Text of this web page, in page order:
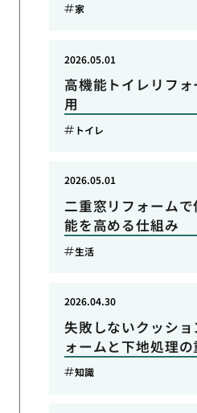
家
高機能トイレリフ
用
2026.05.01
トイレ
二重窓リフォーム
能を高める仕組み
2026.05.01
生活
失敗しないクッシ
ォームと下地処理の
2026.04.30
知識